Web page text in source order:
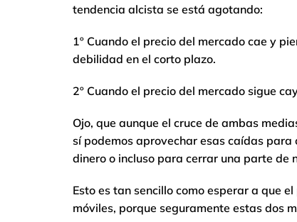
tendencia alcista se está agotando:
1º Cuando el precio del mercado cae y
debilidad en el corto plazo.
2º Cuando el precio del mercado sigue
Ojo, que aunque el cruce de ambas
sí podemos aprovechar esas caídas
dinero o incluso para cerrar una parte de
Esto es tan sencillo como esperar a que
móviles, porque seguramente estas dos